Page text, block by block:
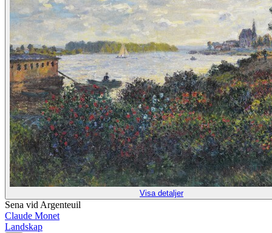
Visa detaljer
Sena vid Argenteuil
Claude Monet
Landskap